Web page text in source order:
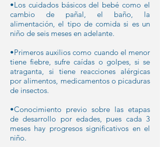
•Los cuidados básicos del bebé como el
cambio de pañal, el baño, la
alimentación, el tipo de comida si es un
niño de seis meses en adelante.
•Primeros auxilios como cuando el menor
tiene fiebre, sufre caídas o golpes, si se
atraganta, si tiene reacciones alérgicas
por alimentos, medicamentos o picaduras
de insectos.
•Conocimiento previo sobre las etapas
de desarrollo por edades, pues cada 3
meses hay progresos significativos en el
niño.